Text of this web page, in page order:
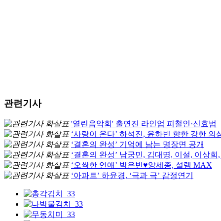
관련기사
'열린음악회' 출연진 라인업 피철인·신효범
‘사랑이 온다’ 하석진, 윤하빈 향한 강한 의
‘결혼의 완성’ 기억에 남는 명장면 공개
‘결혼의 완성’ 남궁민, 김대명, 이설, 이상희
‘오싹한 연애’ 박은빈♥양세종, 설렘 MAX
‘아파트’ 하윤경, ‘극과 극’ 감정연기